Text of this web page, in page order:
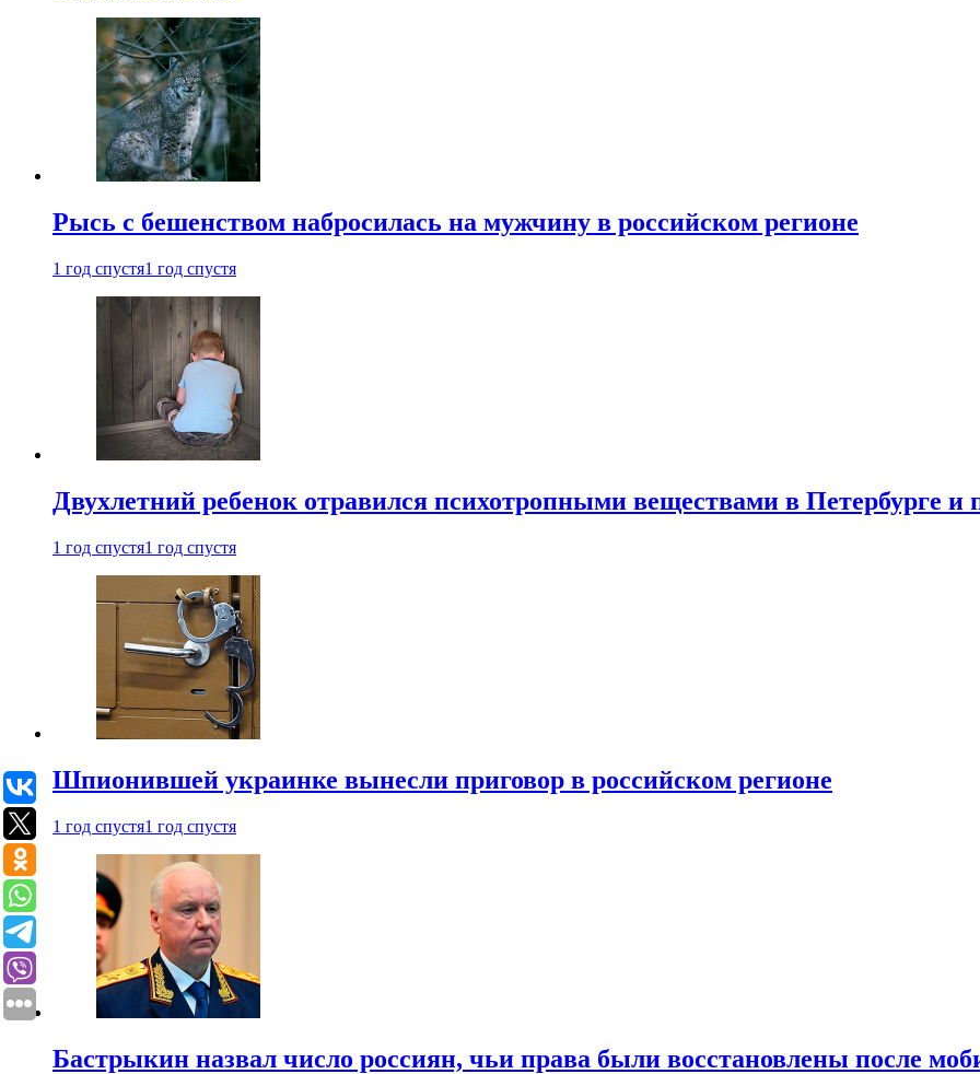
Рысь с бешенством набросилась на мужчину в российском регионе
1 год спустя1 год спустя
Двухлетний ребенок отравился психотропными веществами в Петербурге
1 год спустя1 год спустя
Шпионившей украинке вынесли приговор в российском регионе
1 год спустя1 год спустя
Бастрыкин назвал число россиян, чьи права были восстановлены после